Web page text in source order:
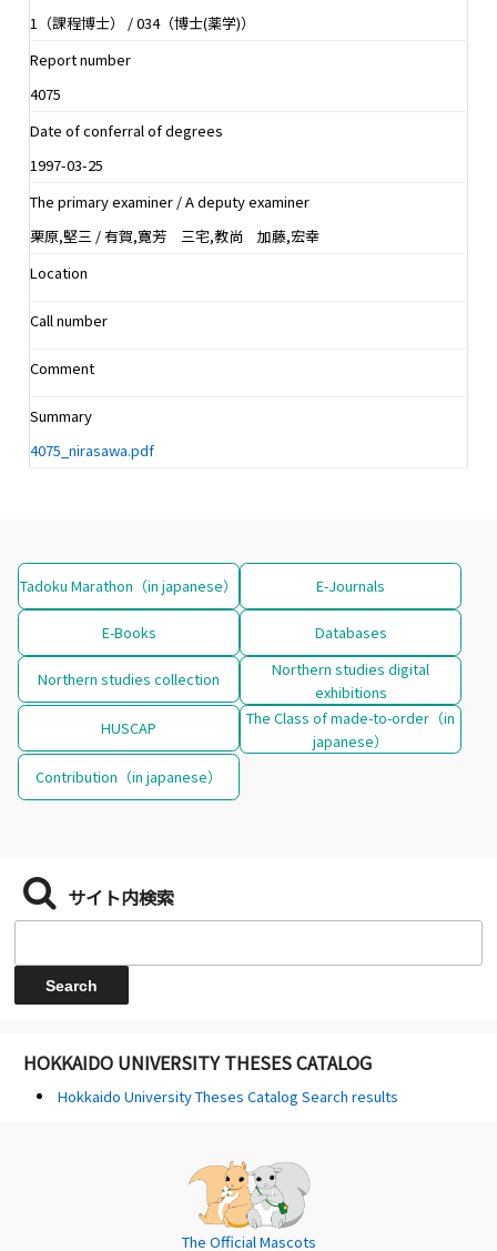
1（課程博士） / 034（博士(薬学)）
Report number
4075
Date of conferral of degrees
1997-03-25
The primary examiner / A deputy examiner
栗原,堅三 / 有賀,寛芳 三宅,教尚 加藤,宏幸
Location
Call number
Comment
Summary
4075_nirasawa.pdf
Tadoku Marathon（in japanese） E-Journals
E-Books Databases
Northern studies collection
Northern studies digital
exhibitions
HUSCAP
The Class of made-to-order（in
japanese）
Contribution（in japanese）
サイト内検索
HOKKAIDO UNIVERSITY THESES CATALOG
Hokkaido University Theses Catalog Search results
The Official Mascots